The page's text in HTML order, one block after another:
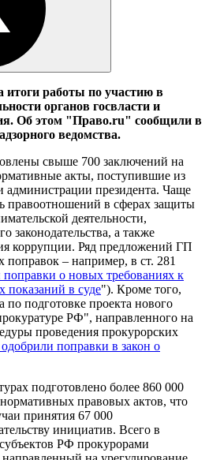
итоги работы по участию в
органов госвласти и
Об этом "Право.ru" сообщили в
ведомства.
свыше 700 заключений на
акты, поступившие из
администрации президента. Чаще
правоотношений в сферах защиты
деятельности,
законодательства, а также
коррупции. Ряд предложений ГП
– например, в ст. 281
о новых требованиях к
показаний в суде"). Кроме того,
по подготовке проекта нового
РФ", направленного на
проведения прокурорских
поправки в закон о
подготовлено более 860 000
правовых актов, что
принятия 67 000
инициатив. Всего в
РФ прокурорами